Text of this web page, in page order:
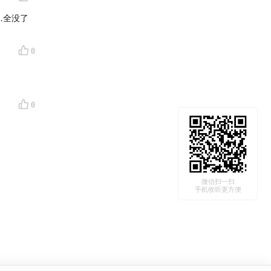
没了
0
0
微信扫一扫
手机收听更方便